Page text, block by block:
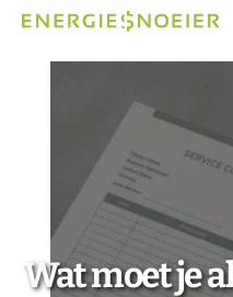
Wat moet je